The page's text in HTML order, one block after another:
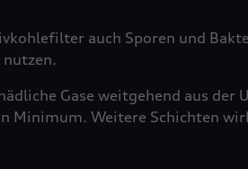
auch Sporen und
nutzen.
Gase weitgehend aus der
Minimum. Weitere Schichten